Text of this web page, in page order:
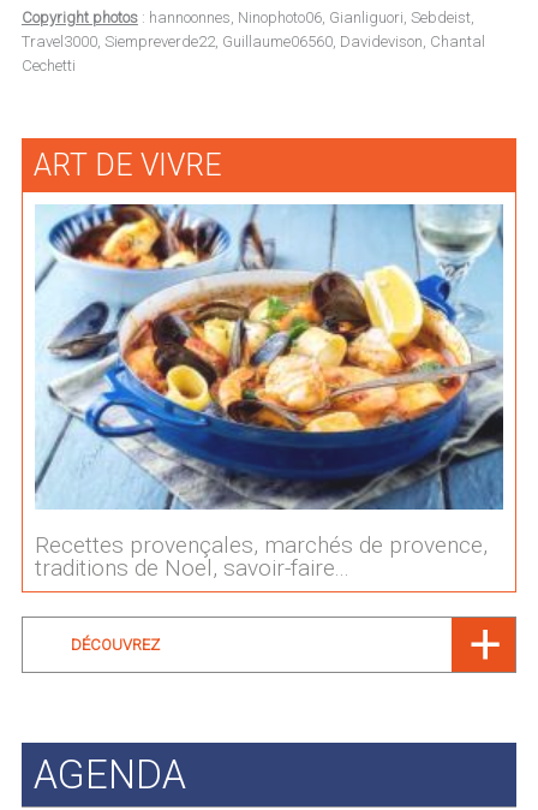
Copyright photos: hannoonnes, Ninophoto06, Gianliguori, Sebdeist,
Travel3000, Siempreverde22, Guillaume06560, Davidevison, Chantal
Cechetti
ART DE VIVRE
Recettes provençales, marchés de provence,
traditions de Noel, savoir-faire...
DÉCOUVREZ
AGENDA